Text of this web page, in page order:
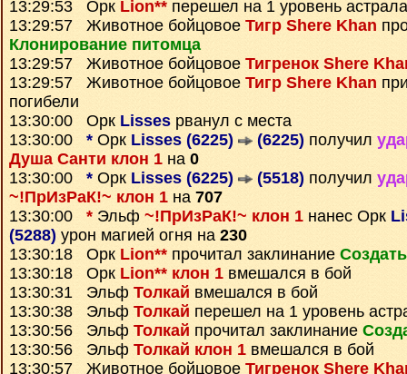
13:29:53 Орк Lion** перешел на 1 уровень астрала
13:29:57 Животное бойцовое Тигр Shere Khan
Клонирование питомца
13:29:57 Животное бойцовое Тигренок Shere
13:29:57 Животное бойцовое Тигр Shere Khan
погибели
13:30:00 Орк Lisses рванул с места
13:30:00 * Орк Lisses (6225) (6225) получил
Душа Санти клон 1 на 0
13:30:00 * Орк Lisses (6225) (5518) получил
~!ПрИзРаК!~ клон 1 на 707
13:30:00 * Эльф ~!ПрИзРаК!~ клон 1 нанес Орк
(5288) урон магией огня на 230
13:30:18 Орк Lion** прочитал заклинание
13:30:18 Орк Lion** клон 1 вмешался в бой
13:30:31 Эльф Толкай вмешался в бой
13:30:38 Эльф Толкай перешел на 1 уровень
13:30:56 Эльф Толкай прочитал заклинание
13:30:56 Эльф Толкай клон 1 вмешался в бой
13:30:57 Животное бойцовое Тигренок Shere